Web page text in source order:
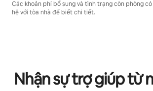
Các khoản phí bổ sung và tình trạng còn phòng
hệ với tòa nhà để biết chi tiết.
Nhận sự trợ giúp từ